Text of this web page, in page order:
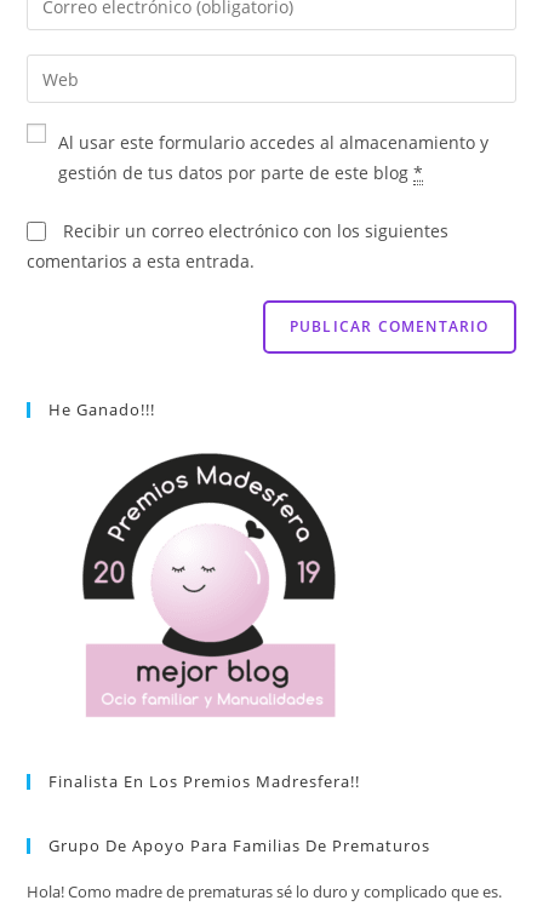
Al usar este formulario accedes al almacenamiento y
gestión de tus datos por parte de este blog*
Recibir un correo electrónico con los siguientes
comentarios a esta entrada.
He Ganado!!!
Finalista En Los Premios Madresfera!!
Grupo De Apoyo Para Familias De Prematuros
Hola! Como madre de prematuras sé lo duro y complicado que es.